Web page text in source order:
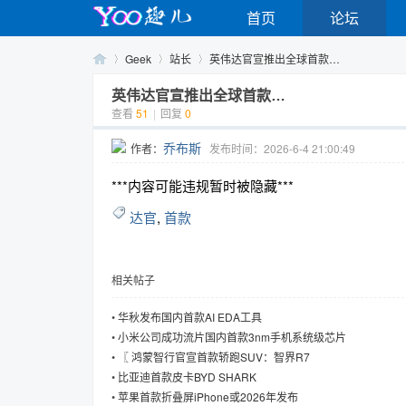
首页 论坛
Geek 站长 英伟达官宣推出全球首款…
英伟达官宣推出全球首款…
查看 51 | 回复 0
作者： 乔布斯 发布时间：2026-6-4 21:00:49
***内容可能违规暂时被隐藏***
达官, 首款
相关帖子
•华秋发布国内首款AI EDA工具
•小米公司成功流片国内首款3nm手机系统级芯片
• 〖 鸿蒙智行官宣首款轿跑SUV：智界R7
• 比亚迪首款皮卡BYD SHARK
•苹果首款折叠屏iPhone或2026年发布